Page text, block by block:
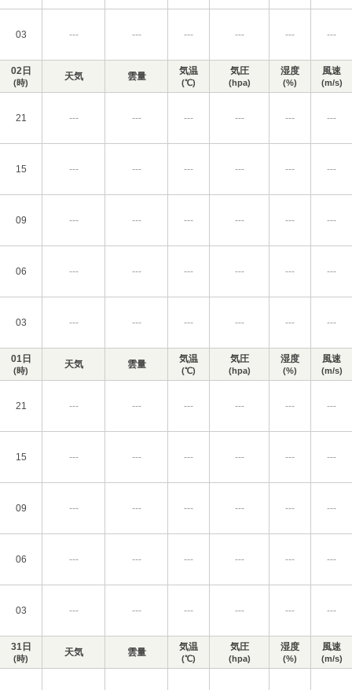
03 --- --- --- --- --- ---
02日
(時)
天気 雲量 気温
(℃)
気圧
(hpa)
湿度
(%)
風速
(m/s)
21 --- --- --- --- --- ---
15 --- --- --- --- --- ---
09 --- --- --- --- --- ---
06 --- --- --- --- --- ---
03 --- --- --- --- --- ---
01日
(時)
天気 雲量 気温
(℃)
気圧
(hpa)
湿度
(%)
風速
(m/s)
21 --- --- --- --- --- ---
15 --- --- --- --- --- ---
09 --- --- --- --- --- ---
06 --- --- --- --- --- ---
03 --- --- --- --- --- ---
31日
(時)
天気 雲量 気温
(℃)
気圧
(hpa)
湿度
(%)
風速
(m/s)